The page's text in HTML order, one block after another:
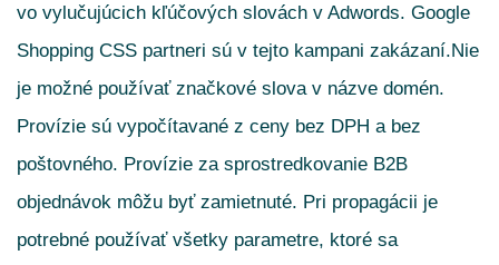
vo vylučujúcich kľúčových slovách v Adwords. Google
Shopping CSS partneri sú v tejto kampani zakázaní.Nie
je možné používať značkové slova v názve domén.
Provízie sú vypočítavané z ceny bez DPH a bez
poštovného. Provízie za sprostredkovanie B2B
objednávok môžu byť zamietnuté. Pri propagácii je
potrebné používať všetky parametre, ktoré sa